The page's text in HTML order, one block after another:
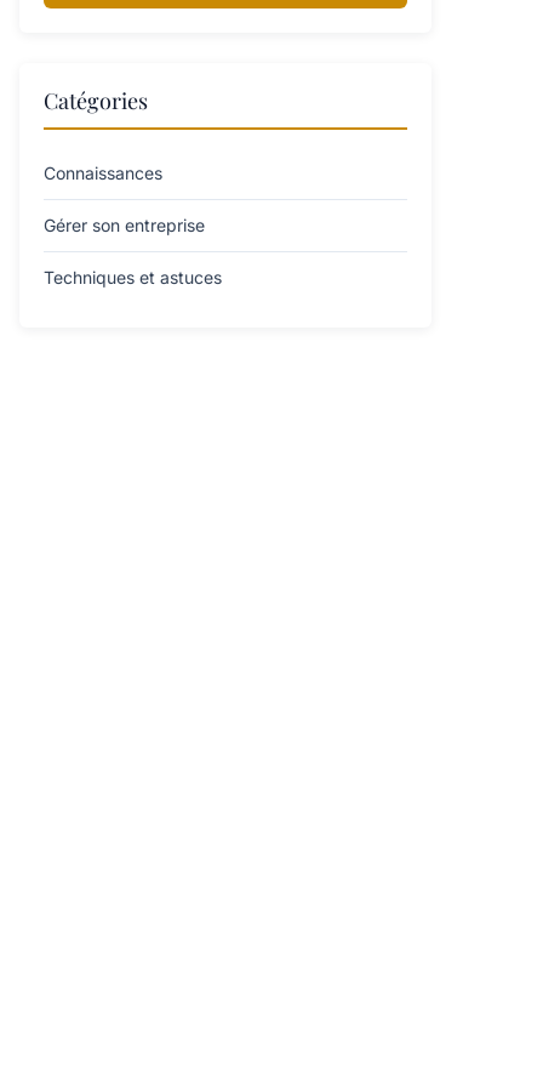
Catégories
Connaissances
Gérer son entreprise
Techniques et astuces